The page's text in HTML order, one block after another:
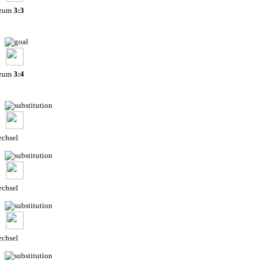
3:3
3:4